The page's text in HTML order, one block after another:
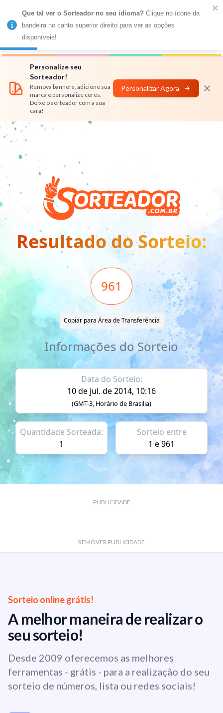
MENU
Números
Personalize seu
Sorteador!
Remova banners, adicione sua
marca e personalize cores.
Deixe o sorteador com a sua
cara!
Personalizar Agora
Resultado do Sorteio:
961
Copiar para Área de Transferência
Informações do Sorteio
Data do Sorteio:
10 de jul. de 2014, 10:16
(GMT-3, Horário de Brasilia)
Quantidade Sorteada:
1
Sorteio entre
1 e 961
PUBLICIDADE
REMOVER PUBLICIDADE
Sorteio online grátis!
A melhor maneira de realizar o
seu sorteio!
Desde 2009 oferecemos as melhores
ferramentas - grátis - para a realização do seu
sorteio de números, lista ou redes sociais!
Que tal ver o Sorteador no seu idioma? Clique no ícone da
bandeira no canto superior direito para ver as opções
disponíveis!